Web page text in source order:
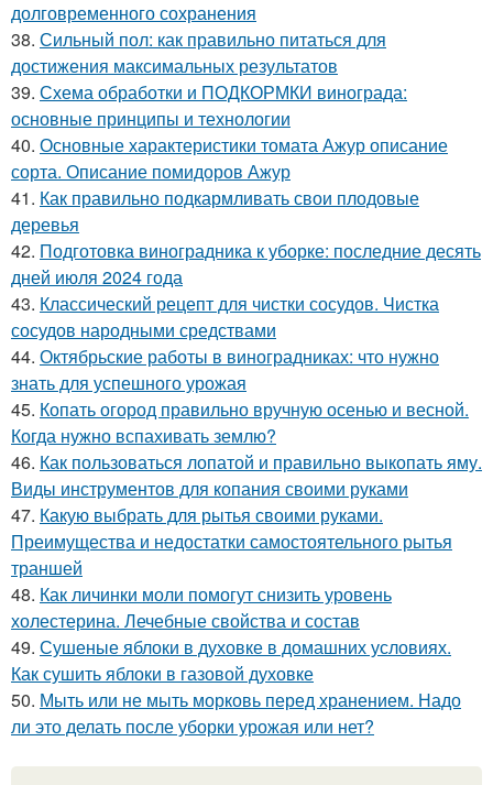
долговременного сохранения
38. Сильный пол: как правильно питаться для
достижения максимальных результатов
39. Схема обработки и ПОДКОРМКИ винограда:
основные принципы и технологии
40. Основные характеристики томата Ажур описание
сорта. Описание помидоров Ажур
41. Как правильно подкармливать свои плодовые
деревья
42. Подготовка виноградника к уборке: последние десять
дней июля 2024 года
43. Классический рецепт для чистки сосудов. Чистка
сосудов народными средствами
44. Октябрьские работы в виноградниках: что нужно
знать для успешного урожая
45. Копать огород правильно вручную осенью и весной.
Когда нужно вспахивать землю?
46. Как пользоваться лопатой и правильно выкопать яму.
Виды инструментов для копания своими руками
47. Какую выбрать для рытья своими руками.
Преимущества и недостатки самостоятельного рытья
траншей
48. Как личинки моли помогут снизить уровень
холестерина. Лечебные свойства и состав
49. Сушеные яблоки в духовке в домашних условиях.
Как сушить яблоки в газовой духовке
50. Мыть или не мыть морковь перед хранением. Надо
ли это делать после уборки урожая или нет?